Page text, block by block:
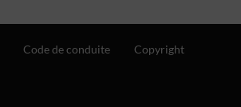
Code de conduite Copyright